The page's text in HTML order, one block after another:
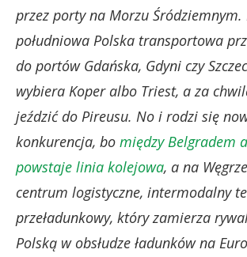
przez porty na Morzu Śródziemnym.
południowa Polska transportowa
do portów Gdańska, Gdyni czy
wybiera Koper albo Triest, a za
jeździć do Pireusu. No i rodzi się
konkurencja, bo między Belgradem
powstaje linia kolejowa, a na
centrum logistyczne, intermodalny
przeładunkowy, który zamierza
Polską w obsłudze ładunków na